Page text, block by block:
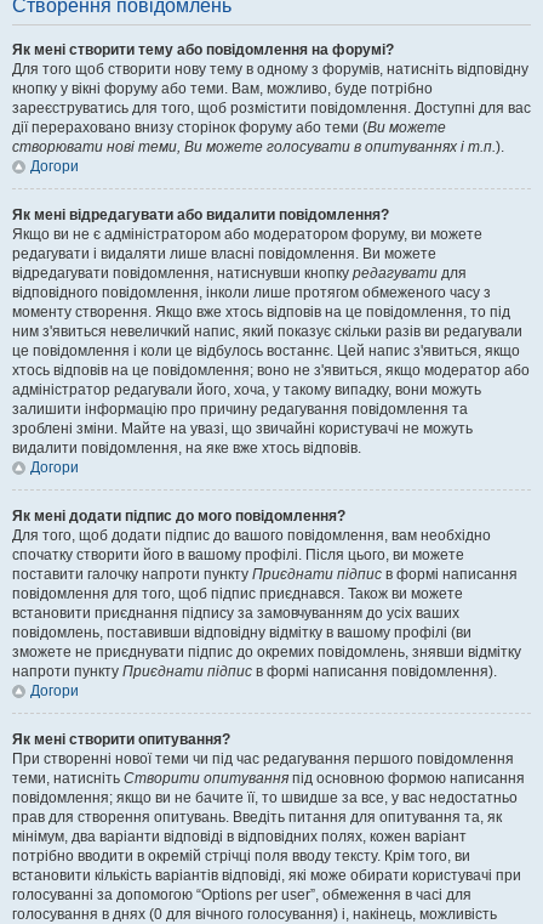
Створення повідомлень
Як мені створити тему або повідомлення на форумі?
Для того щоб створити нову тему в одному з форумів, натисніть відповідну
кнопку у вікні форуму або теми. Вам, можливо, буде потрібно
зареєструватись для того, щоб розмістити повідомлення. Доступні для вас
дії перераховано внизу сторінок форуму або теми (Ви можете
створювати нові теми, Ви можете голосувати в опитуваннях і т.п.).
Догори
Як мені відредагувати або видалити повідомлення?
Якщо ви не є адміністратором або модератором форуму, ви можете
редагувати і видаляти лише власні повідомлення. Ви можете
відредагувати повідомлення, натиснувши кнопку редагувати для
відповідного повідомлення, інколи лише протягом обмеженого часу з
моменту створення. Якщо вже хтось відповів на це повідомлення, то під
ним з'явиться невеличкий напис, який показує скільки разів ви редагували
це повідомлення і коли це відбулось востаннє. Цей напис з'явиться, якщо
хтось відповів на це повідомлення; воно не з'явиться, якщо модератор або
адміністратор редагували його, хоча, у такому випадку, вони можуть
залишити інформацію про причину редагування повідомлення та
зроблені зміни. Майте на увазі, що звичайні користувачі не можуть
видалити повідомлення, на яке вже хтось відповів.
Догори
Як мені додати підпис до мого повідомлення?
Для того, щоб додати підпис до вашого повідомлення, вам необхідно
спочатку створити його в вашому профілі. Після цього, ви можете
поставити галочку напроти пункту Приєднати підпис в формі написання
повідомлення для того, щоб підпис приєднався. Також ви можете
встановити приєднання підпису за замовчуванням до усіх ваших
повідомлень, поставивши відповідну відмітку в вашому профілі (ви
зможете не приєднувати підпис до окремих повідомлень, знявши відмітку
напроти пункту Приєднати підпис в формі написання повідомлення).
Догори
Як мені створити опитування?
При створенні нової теми чи під час редагування першого повідомлення
теми, натисніть Створити опитування під основною формою написання
повідомлення; якщо ви не бачите її, то швидше за все, у вас недостатньо
прав для створення опитувань. Введіть питання для опитування та, як
мінімум, два варіанти відповіді в відповідних полях, кожен варіант
потрібно вводити в окремій стрічці поля вводу тексту. Крім того, ви
встановити кількість варіантів відповіді, які може обирати користувачі при
голосуванні за допомогою “Options per user”, обмеження в часі для
голосування в днях (0 для вічного голосування) і, накінець, можливість